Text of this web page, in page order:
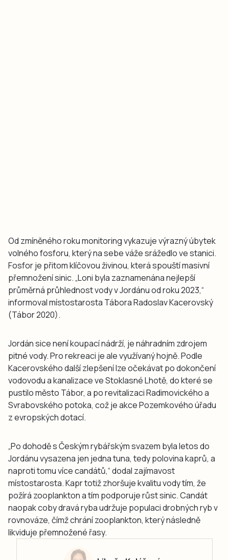
Od zmíněného roku monitoring vykazuje výrazný úbytek
volného fosforu, který na sebe váže srážedlo ve stanici.
Fosfor je přitom klíčovou živinou, která spouští masivní
přemnožení sinic. „Loni byla zaznamenána nejlepší
průměrná průhlednost vody v Jordánu od roku 2023,“
informoval místostarosta Tábora Radoslav Kacerovský
(Tábor 2020).
Jordán sice není koupací nádrží, je náhradním zdrojem
pitné vody. Pro rekreaci je ale využívaný hojně. Podle
Kacerovského další zlepšení lze očekávat po dokončení
vodovodu a kanalizace ve Stoklasné Lhotě, do které se
pustilo město Tábor, a po revitalizaci Radimovického a
Svrabovského potoka, což je akce Pozemkového úřadu
z evropských dotací.
„Po dohodě s Českým rybářským svazem byla letos do
Jordánu vysazena jen jedna tuna, tedy polovina kaprů, a
naproti tomu více candátů,“ dodal zajímavost
místostarosta. Kapr totiž zhoršuje kvalitu vody tím, že
požírá zooplankton a tím podporuje růst sinic. Candát
naopak coby dravá ryba udržuje populaci drobných ryb v
rovnováze, čímž chrání zooplankton, který následně
likviduje přemnožené řasy.